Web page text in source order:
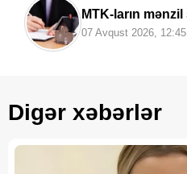
MTK-ların
ölçməsi
xəbərdarlıq edir
07 Avqust 2026, 12:45
Digər xəbərlər